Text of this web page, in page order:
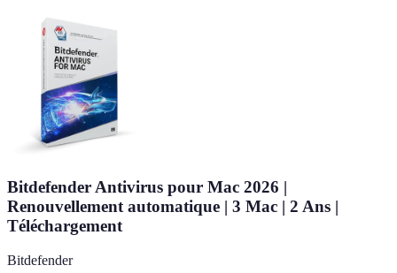
Bitdefender Antivirus pour Mac 2026 |
Renouvellement automatique | 3 Mac | 2 Ans |
Téléchargement
Bitdefender